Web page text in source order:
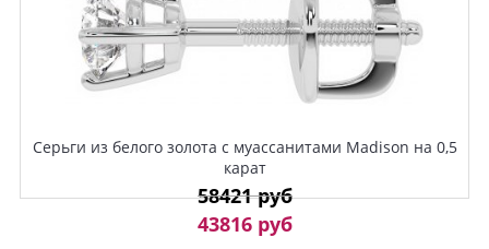
Серьги из белого золота с муассанитами Madison на 0,5
карат
58421 руб
43816 руб